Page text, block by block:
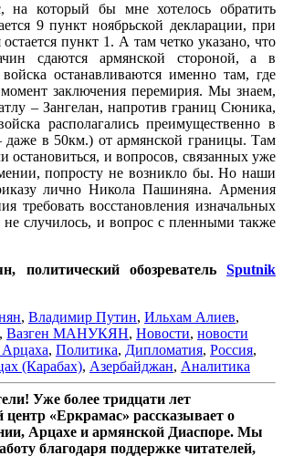
на который бы мне хотелось обратить
9 пункт ноябрьской декларации, при
пункт 1. А там четко указано, что
сдаются армянской стороной, а в
останавливаются именно там, где
заключения перемирия. Мы знаем,
– Зангелан, напротив границ Сюника,
располагались преимущественно в
даже в 50км.) от армянской границы. Там
и вопросов, связанных уже
попросту не возникло бы. Но наши
лично Никола Пашиняна. Армения
требовать восстановления изначальных
случилось, и вопрос с пленными также
политический обозреватель Sputnik
, Владимир Путин, Ильхам Алиев,
, Вазген МАНУКЯН, Новости, новости
, Политика, Дипломатия, Россия,
(Карабах), Азербайджан, Аналитика
Уже более тридцати лет
«Еркрамас» рассказывает о
Арцахе и армянской Диаспоре. Мы
благодаря поддержке читателей,